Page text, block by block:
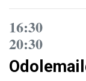
16:30
20:30